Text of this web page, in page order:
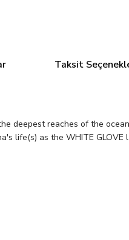
Taksit
deepest reaches of the
life(s) as the WHITE GLOVE